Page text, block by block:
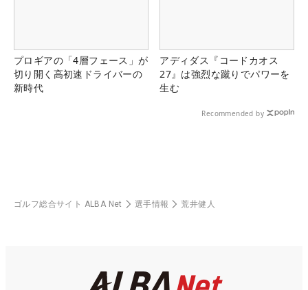
プロギアの「4層フェース」が
切り開く高初速ドライバーの
新時代
アディダス『コードカオス
27』は強烈な蹴りでパワーを
生む
Recommended by
ゴルフ総合サイト ALBA Net 選手情報 荒井健人